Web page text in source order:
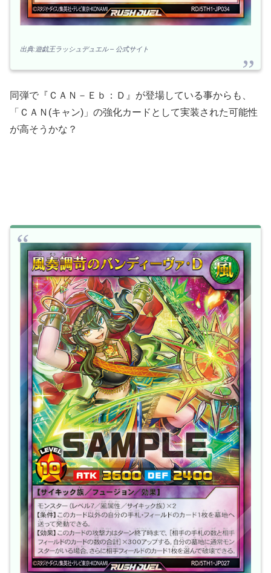
出典:遊戯王ラッシュデュエル – 公式サイト
同弾で『ＣＡＮ－Ｅｂ：Ｄ』が登場している事からも、
「ＣＡＮ(キャン)」の強化カードとして実装された可能性
が高そうかな？